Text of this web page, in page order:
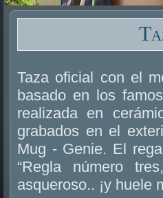
Taza oficial con el
basado en los
realizada en
grabados en el
Mug - Genie. El
“Regla número
asqueroso.. ¡y huele